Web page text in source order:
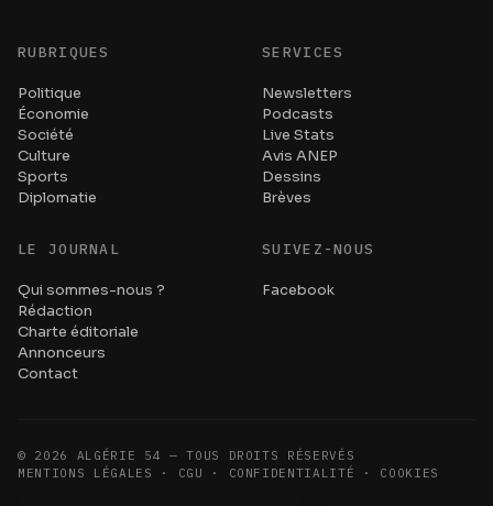
RUBRIQUES
Politique
Économie
Société
Culture
Sports
Diplomatie
SERVICES
Newsletters
Podcasts
Live Stats
Avis ANEP
Dessins
Brèves
LE JOURNAL
Qui sommes-nous ?
Rédaction
Charte éditoriale
Annonceurs
Contact
SUIVEZ-NOUS
Facebook
© 2026
ALGÉRIE 54 — TOUS DROITS RÉSERVÉS
MENTIONS LÉGALES · CGU · CONFIDENTIALITÉ · COOKIES